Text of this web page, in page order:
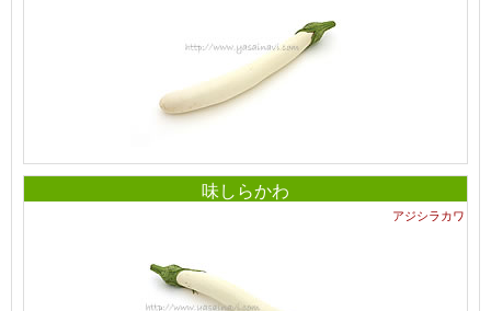
味しらかわ
アジシラカワ